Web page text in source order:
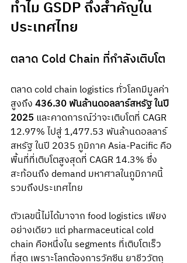
ทำไม GSDP ถึงสำคัญใน
ประเทศไทย
ตลาด Cold Chain ที่กำลังเติบโต
ตลาด cold chain logistics ทั่วโลกมีมูลค่า
สูงถึง 436.30 พันล้านดอลลาร์สหรัฐ ในปี
2025 และคาดการณ์ว่าจะเติบโตที่ CAGR
12.97% ไปสู่ 1,477.53 พันล้านดอลลาร์
สหรัฐ ในปี 2035 ภูมิภาค Asia-Pacific คือ
พื้นที่ที่เติบโตสูงสุดที่ CAGR 14.3% ซึ่ง
สะท้อนถึง demand มหาศาลในภูมิภาคนี้
รวมถึงประเทศไทย
ตัวเลขนี้ไม่ได้มาจาก food logistics เพียง
อย่างเดียว แต่ pharmaceutical cold
chain คือหนึ่งใน segments ที่เติบโตเร็ว
ที่สุด เพราะโลกต้องการวัคซีน ยาชีววัตถุ